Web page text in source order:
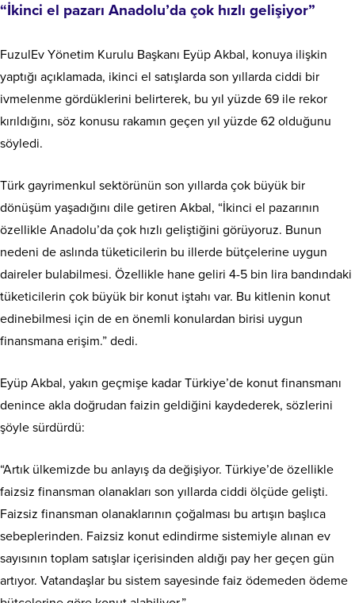
“İkinci el pazarı Anadolu’da çok hızlı gelişiyor”
FuzulEv Yönetim Kurulu Başkanı Eyüp Akbal, konuya ilişkin
yaptığı açıklamada, ikinci el satışlarda son yıllarda ciddi bir
ivmelenme gördüklerini belirterek, bu yıl yüzde 69 ile rekor
kırıldığını, söz konusu rakamın geçen yıl yüzde 62 olduğunu
söyledi.
Türk gayrimenkul sektörünün son yıllarda çok büyük bir
dönüşüm yaşadığını dile getiren Akbal, “İkinci el pazarının
özellikle Anadolu’da çok hızlı geliştiğini görüyoruz. Bunun
nedeni de aslında tüketicilerin bu illerde bütçelerine uygun
daireler bulabilmesi. Özellikle hane geliri 4-5 bin lira bandındaki
tüketicilerin çok büyük bir konut iştahı var. Bu kitlenin konut
edinebilmesi için de en önemli konulardan birisi uygun
finansmana erişim.” dedi.
Eyüp Akbal, yakın geçmişe kadar Türkiye’de konut finansmanı
denince akla doğrudan faizin geldiğini kaydederek, sözlerini
şöyle sürdürdü:
“Artık ülkemizde bu anlayış da değişiyor. Türkiye’de özellikle
faizsiz finansman olanakları son yıllarda ciddi ölçüde gelişti.
Faizsiz finansman olanaklarının çoğalması bu artışın başlıca
sebeplerinden. Faizsiz konut edindirme sistemiyle alınan ev
sayısının toplam satışlar içerisinden aldığı pay her geçen gün
artıyor. Vatandaşlar bu sistem sayesinde faiz ödemeden ödeme